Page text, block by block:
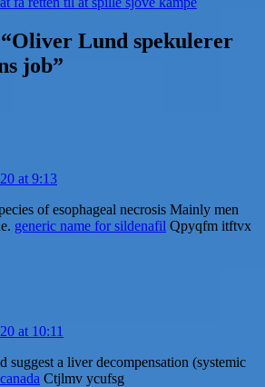
“Oliver Lund spekulerer
job”
at 9:13
of esophageal necrosis Mainly men
generic name for sildenafil Qpyqfm itftvx
at 10:11
suggest a liver decompensation (systemic
Ctjlmv ycufsg